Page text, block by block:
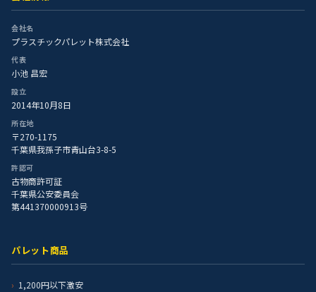
会社名
プラスチックパレット株式会社
代表
小池 昌宏
設立
2014年10月8日
所在地
〒270-1175
千葉県我孫子市青山台3-8-5
許認可
古物商許可証
千葉県公安委員会
第441370000913号
パレット商品
1,200円以下激安